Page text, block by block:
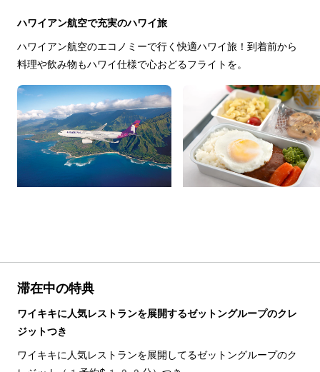
ハワイアン航空で充実のハワイ旅
ハワイアン航空のエコノミーで行く快適ハワイ旅！到着前から
料理や飲み物もハワイ仕様で心おどるフライトを。
滞在中の特典
ワイキキに人気レストランを展開するゼットングループのクレ
ジットつき
ワイキキに人気レストランを展開してるゼットングループのク